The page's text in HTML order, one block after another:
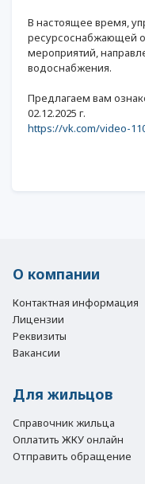
В настоящее время,
ресурсоснабжающей
мероприятий,
водоснабжения.
Предлагаем вам
02.12.2025 г.
https://vk.com/video-
О компании
Контактная информация
Лицензии
Реквизиты
Вакансии
Для жильцов
Справочник жильца
Оплатить ЖКУ онлайн
Отправить обращение